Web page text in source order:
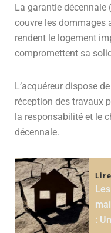
La garantie
couvre les dommages
rendent le logement
compromettent sa
L’acquéreur dispose
réception des travaux
la responsabilité et le
décennale.
: